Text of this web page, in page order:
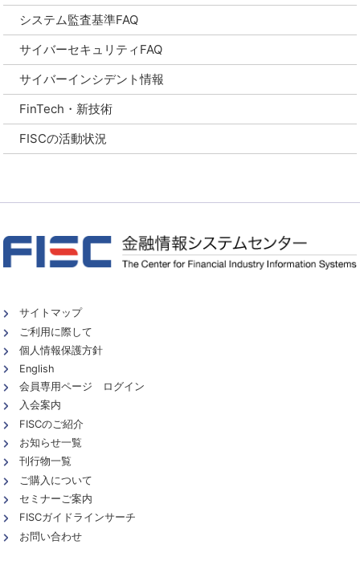
システム監査基準FAQ
サイバーセキュリティFAQ
サイバーインシデント情報
FinTech・新技術
FISCの活動状況
サイトマップ
ご利用に際して
個人情報保護方針
English
会員専用ページ ログイン
入会案内
FISCのご紹介
お知らせ一覧
刊行物一覧
ご購入について
セミナーご案内
FISCガイドラインサーチ
お問い合わせ